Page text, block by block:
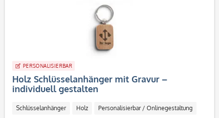
PERSONALISIERBAR
Holz Schlüsselanhänger mit Gravur –
individuell gestalten
Schlüsselanhänger Holz Personalisierbar / Onlinegestaltung